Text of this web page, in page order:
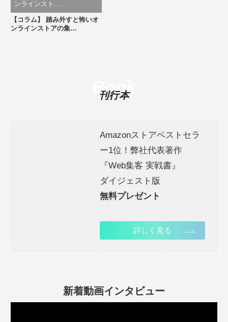
ンラインスト…
【コラム】 踏み外すと怖いオ
ンラインストアの集…
刊行本
Book
Amazonストアベストセラ
ー1位！弊社代表著作
『Web集客 実戦書』
ダイジェスト版
無料プレゼント
詳しく見る
新着動画インタビュー
動